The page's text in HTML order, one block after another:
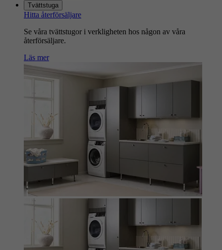
Tvättstuga
Hitta återförsäljare
Se våra tvättstugor i verkligheten hos någon av våra
återförsäljare.
Läs mer